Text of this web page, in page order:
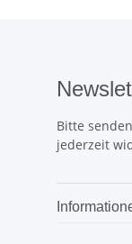
Bitte
jederzeit